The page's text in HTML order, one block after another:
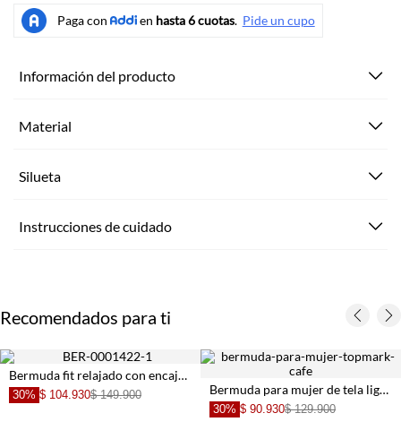
Información del producto
Material
Silueta
Instrucciones de cuidado
Recomendados para ti
Bermuda fit relajado con encaje de hojas crudo para mujer
30% $ 104.930$ 149.900 Bermuda para mujer de tela ligera arena corte relajado con pliegues
30% $ 90.930$ 129.900